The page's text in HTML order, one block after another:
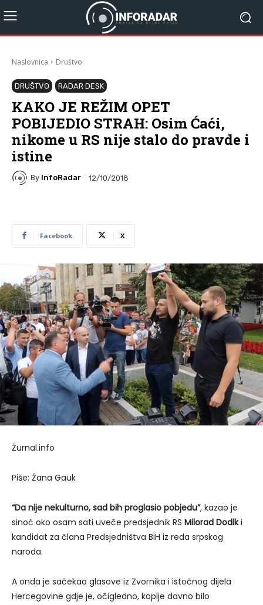
Naslovnica Društvo
DRUŠTVO RADAR DESK
KAKO JE REŽIM OPET
POBIJEDIO STRAH: Osim Ćaći,
nikome u RS nije stalo do pravde i
istine
By InfoRadar 12/10/2018
Facebook X
Žurnal.info
Piše: Žana Gauk
“Da nije nekulturno, sad bih proglasio pobjedu”, kazao je
sinoć oko osam sati uveče predsjednik RS Milorad Dodiki
kandidat za člana Predsjedništva BiH iz reda srpskog
naroda.
A onda je sačekao glasove iz Zvornika i istočnog dijela
Hercegovine gdje je, očigledno, koplje davno bilo